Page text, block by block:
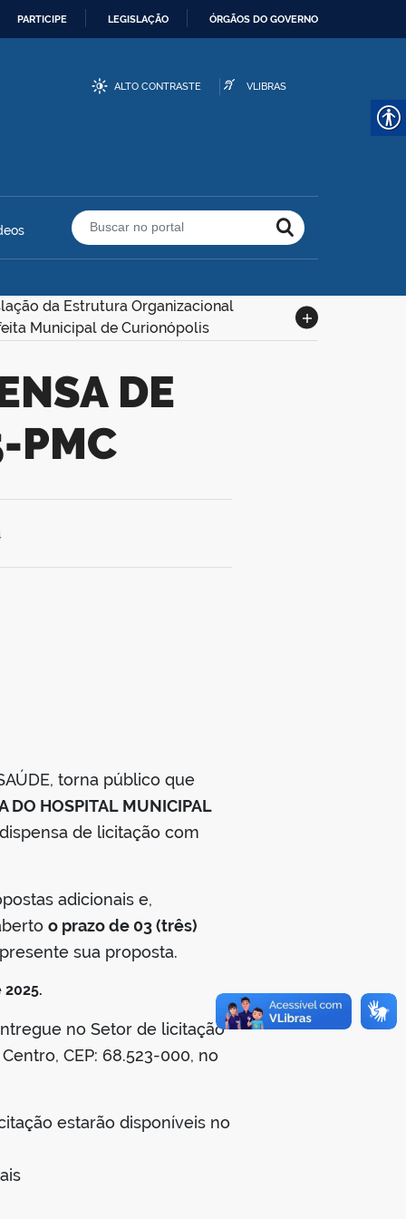
PARTICIPE LEGISLAÇÃO ÓRGÃOS DO GOVERNO
ALTO CONTRASTE VLIBRAS
Buscar no portal
da Estrutura Organizacional
Municipal de Curionópolis
PMC
torna público que
DO HOSPITAL MUNICIPAL
de licitação com
adicionais e,
o prazo de 03 (três)
sua proposta.
no Setor de licitação
CEP: 68.523-000, no
estarão disponíveis no